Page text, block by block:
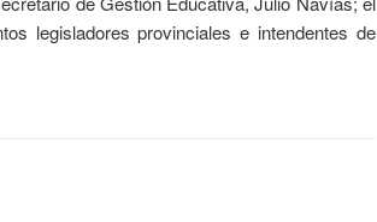
legisladores provinciales e intendentes de